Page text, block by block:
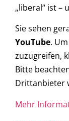
„liberal“ ist –
Sie sehen
YouTube.
zuzugreifen,
Bitte
Drittanbieter
Mehr